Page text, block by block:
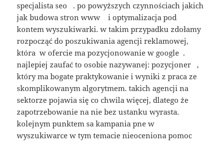
specjalista seo . po powyższych czynnościach jakich
jak budowa stron www i optymalizacja pod
kontem wyszukiwarki. w takim przypadku zdołamy
rozpocząć do poszukiwania agencji reklamowej,
która w ofercie ma pozycjonowanie w google .
najlepiej zaufać to osobie nazywanej: pozycjoner ,
który ma bogate praktykowanie i wyniki z praca ze
skomplikowanym algorytmem. takich agencji na
sektorze pojawia się co chwila więcej, dlatego że
zapotrzebowanie na nie bez ustanku wyrasta.
kolejnym punktem sa kampania pne w
wyszukiwarce w tym temacie nieoceniona pomoc